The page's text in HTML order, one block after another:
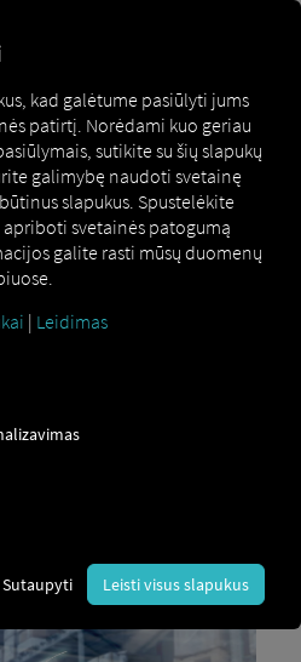
vardu organizuoja,
priemonių. Krovinių
ekonomišką ir sklandų.
kad galėtume pasiūlyti jums
patirtį. Norėdami kuo geriau
sutikite su šių slapukų
galimybę naudoti svetainę
slapukus. Spustelėkite
apriboti svetainės patogumą
galite rasti mūsų duomenų
| Leidimas
Sutaupyti Leisti visus slapukus